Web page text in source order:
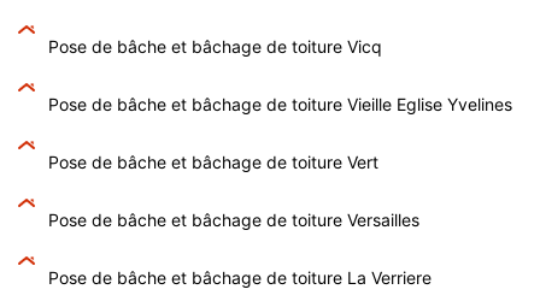
Pose de bâche et bâchage de toiture Vicq
Pose de bâche et bâchage de toiture Vieille Eglise Yvelines
Pose de bâche et bâchage de toiture Vert
Pose de bâche et bâchage de toiture Versailles
Pose de bâche et bâchage de toiture La Verriere